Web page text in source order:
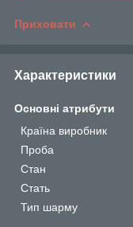
Приховати
Характеристики
Основні атрибути
Країна виробник
Проба
Стан
Стать
Тип шарму